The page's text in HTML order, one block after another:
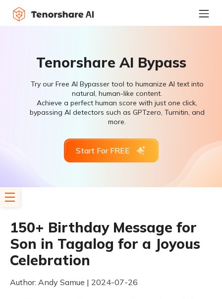
Tenorshare AI Bypass
Try our Free AI Bypasser tool to humanize AI text into
natural, human-like content.
Achieve a perfect human score with just one click,
bypassing AI detectors such as GPTzero, Turnitin, and
more.
Start For FREE
150+ Birthday Message for
Son in Tagalog for a Joyous
Celebration
Author: Andy Samue | 2024-07-26